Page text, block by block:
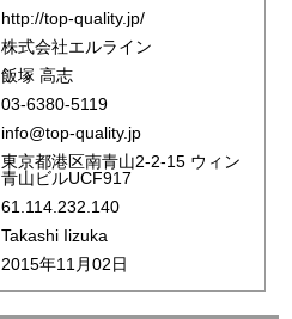
http://top-quality.jp/
株式会社エルライン
飯塚 高志
03-6380-5119
info@top-quality.jp
東京都港区南青山2-2-15 ウィン
青山ビルUCF917
61.114.232.140
Takashi Iizuka
2015年11月02日